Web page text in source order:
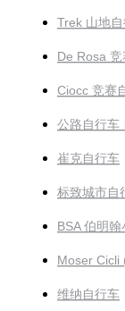
Trek 山地
De Rosa
Ciocc 竞赛
公路自行车
崔克自行车
标致城市自
BSA 伯明
Moser Cicli
维纳自行车